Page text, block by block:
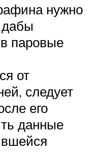
нужно
дабы
паровые
от
следует
его
данные